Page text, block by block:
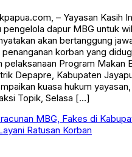
– Yayasan Kasih
pengelola dapur MBG untuk
akan bertanggung
penanganan korban yang
pelaksanaan Program Makan
Depapre, Kabupaten
kuasa hukum
Topik, Selasa […]